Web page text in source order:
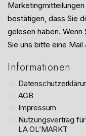
bestätigen, dass Sie
gelesen haben.
Sie uns bitte eine Mail
Informationen
AGB
Impressum
Nutzungsvertrag
LA OL’MARKT